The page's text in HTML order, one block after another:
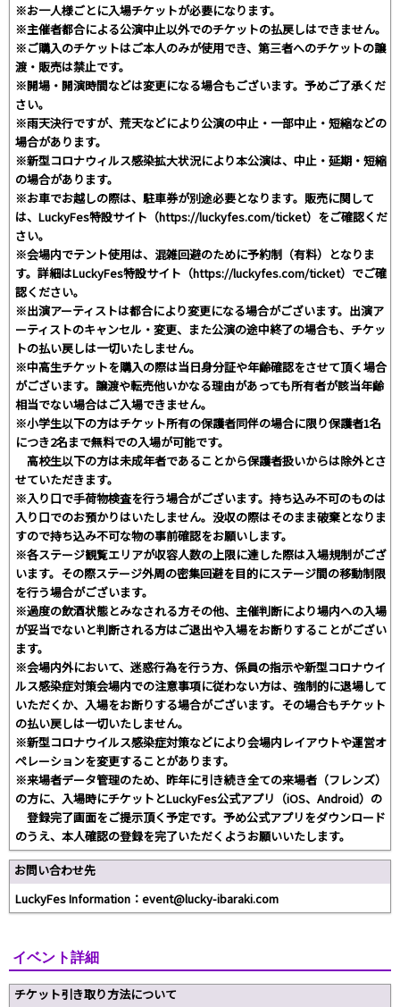
※お一人様ごとに入場チケットが必要になります。
※主催者都合による公演中止以外でのチケットの払戻しはできません。
※ご購入のチケットはご本人のみが使用でき、第三者へのチケットの譲
渡・販売は禁止です。
※開場・開演時間などは変更になる場合もございます。予めご了承くだ
さい。
※雨天決行ですが、荒天などにより公演の中止・一部中止・短縮などの
場合があります。
※新型コロナウィルス感染拡大状況により本公演は、中止・延期・短縮
の場合があります。
※お車でお越しの際は、駐車券が別途必要となります。販売に関して
は、LuckyFes特設サイト（https://luckyfes.com/ticket）をご確認くだ
さい。
※会場内でテント使用は、混雑回避のために予約制（有料）となりま
す。詳細はLuckyFes特設サイト（https://luckyfes.com/ticket）でご確
認ください。
※出演アーティストは都合により変更になる場合がございます。出演ア
ーティストのキャンセル・変更、また公演の途中終了の場合も、チケッ
トの払い戻しは一切いたしません。
※中高生チケットを購入の際は当日身分証や年齢確認をさせて頂く場合
がございます。譲渡や転売他いかなる理由があっても所有者が該当年齢
相当でない場合はご入場できません。
※小学生以下の方はチケット所有の保護者同伴の場合に限り保護者1名
につき2名まで無料での入場が可能です。
高校生以下の方は未成年者であることから保護者扱いからは除外とさ
せていただきます。
※入り口で手荷物検査を行う場合がございます。持ち込み不可のものは
入り口でのお預かりはいたしません。没収の際はそのまま破棄となりま
すので持ち込み不可な物の事前確認をお願いします。
※各ステージ観覧エリアが収容人数の上限に達した際は入場規制がござ
います。その際ステージ外周の密集回避を目的にステージ間の移動制限
を行う場合がございます。
※過度の飲酒状態とみなされる方その他、主催判断により場内への入場
が妥当でないと判断される方はご退出や入場をお断りすることがござい
ます。
※会場内外において、迷惑行為を行う方、係員の指示や新型コロナウイ
ルス感染症対策会場内での注意事項に従わない方は、強制的に退場して
いただくか、入場をお断りする場合がございます。その場合もチケット
の払い戻しは一切いたしません。
※新型コロナウイルス感染症対策などにより会場内レイアウトや運営オ
ペレーションを変更することがあります。
※来場者データ管理のため、昨年に引き続き全ての来場者（フレンズ）
の方に、入場時にチケットとLuckyFes公式アプリ（iOS、Android）の
登録完了画面をご提示頂く予定です。予め公式アプリをダウンロード
のうえ、本人確認の登録を完了いただくようお願いいたします。
お問い合わせ先
LuckyFes Information：event@lucky-ibaraki.com
イベント詳細
チケット引き取り方法について